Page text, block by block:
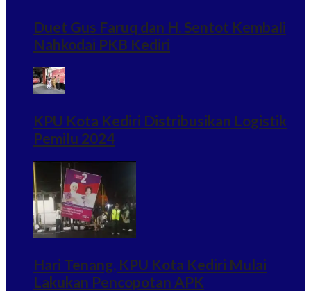
Duet Gus Faruq dan H. Sentot Kembali
Nahkodai PKB Kediri
KPU Kota Kediri Distribusikan Logistik
Pemilu 2024
Hari Tenang, KPU Kota Kediri Mulai
Lakukan Pencopotan APK